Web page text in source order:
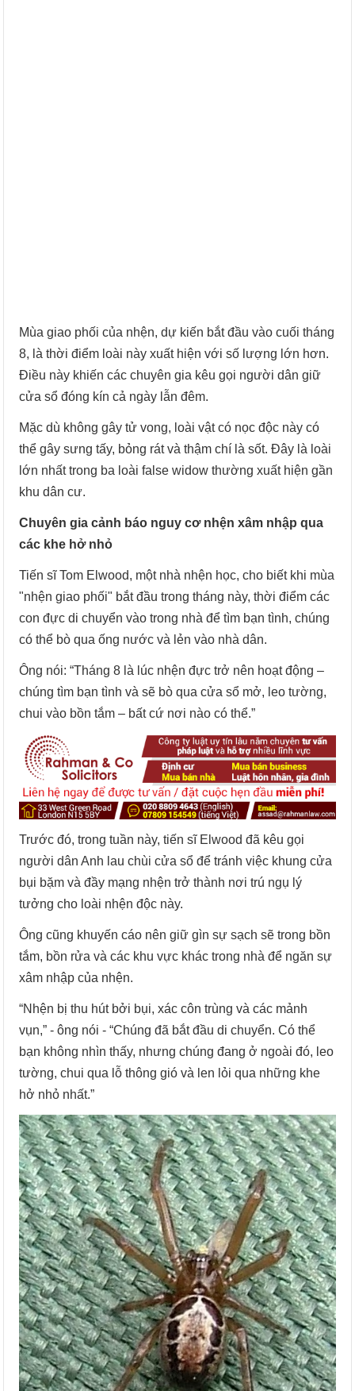
Mùa giao phối của nhện, dự kiến bắt đầu vào cuối tháng
8, là thời điểm loài này xuất hiện với số lượng lớn hơn.
Điều này khiến các chuyên gia kêu gọi người dân giữ
cửa sổ đóng kín cả ngày lẫn đêm.
Mặc dù không gây tử vong, loài vật có nọc độc này có
thể gây sưng tấy, bỏng rát và thậm chí là sốt. Đây là loài
lớn nhất trong ba loài false widow thường xuất hiện gần
khu dân cư.
Chuyên gia cảnh báo nguy cơ nhện xâm nhập qua
các khe hở nhỏ
Tiến sĩ Tom Elwood, một nhà nhện học, cho biết khi mùa
"nhện giao phối" bắt đầu trong tháng này, thời điểm các
con đực di chuyển vào trong nhà để tìm bạn tình, chúng
có thể bò qua ống nước và lẻn vào nhà dân.
Ông nói: “Tháng 8 là lúc nhện đực trở nên hoạt động –
chúng tìm bạn tình và sẽ bò qua cửa sổ mở, leo tường,
chui vào bồn tắm – bất cứ nơi nào có thể.”
Trước đó, trong tuần này, tiến sĩ Elwood đã kêu gọi
người dân Anh lau chùi cửa sổ để tránh việc khung cửa
bụi bặm và đầy mạng nhện trở thành nơi trú ngụ lý
tưởng cho loài nhện độc này.
Ông cũng khuyến cáo nên giữ gìn sự sạch sẽ trong bồn
tắm, bồn rửa và các khu vực khác trong nhà để ngăn sự
xâm nhập của nhện.
“Nhện bị thu hút bởi bụi, xác côn trùng và các mảnh
vụn,” - ông nói - “Chúng đã bắt đầu di chuyển. Có thể
bạn không nhìn thấy, nhưng chúng đang ở ngoài đó, leo
tường, chui qua lỗ thông gió và len lỏi qua những khe
hở nhỏ nhất.”